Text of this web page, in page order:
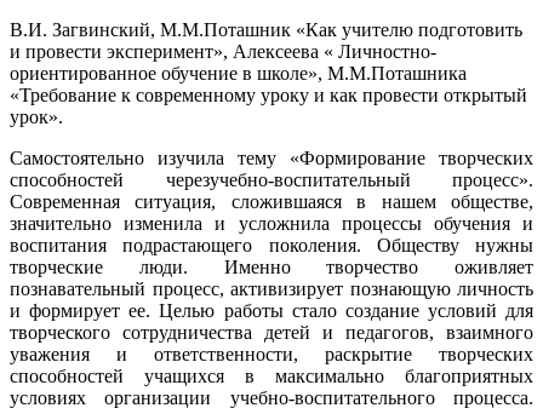
В.И. Загвинский, М.М.Поташник «Как учителю подготовить
и провести эксперимент», Алексеева « Личностно-
ориентированное обучение в школе», М.М.Поташника
«Требование к современному уроку и как провести открытый
урок».
Самостоятельно изучила тему «Формирование творческих
способностей черезучебно-воспитательный процесс».
Современная ситуация, сложившаяся в нашем обществе,
значительно изменила и усложнила процессы обучения и
воспитания подрастающего поколения. Обществу нужны
творческие люди. Именно творчество оживляет
познавательный процесс, активизирует познающую личность
и формирует ее. Целью работы стало создание условий для
творческого сотрудничества детей и педагогов, взаимного
уважения и ответственности, раскрытие творческих
способностей учащихся в максимально благоприятных
условиях организации учебно-воспитательного процесса.